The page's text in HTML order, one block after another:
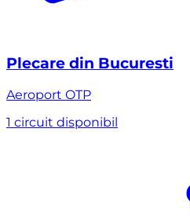
Plecare din Bucuresti
Aeroport OTP
1 circuit disponibil